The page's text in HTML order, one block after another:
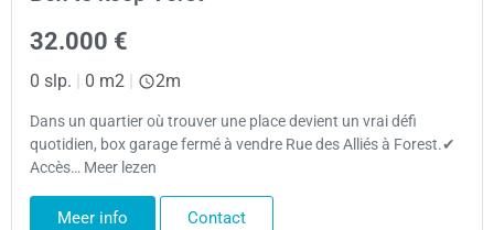
32.000 €
0 slp. | 0 m2 | 2m
Dans un quartier où trouver une place devient un vrai défi
quotidien, box garage fermé à vendre Rue des Alliés à Forest.✔
Accès… Meer lezen
Meer info Contact